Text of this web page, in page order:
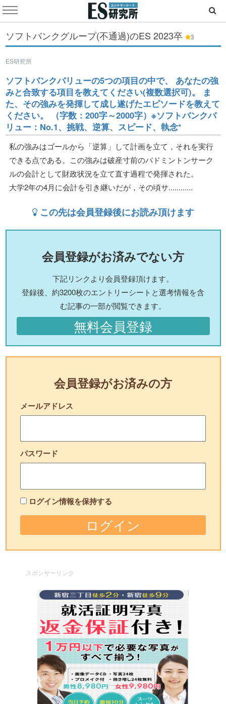
ソフトバンクグループ(不通過)のES 2023卒 3
ES研究所
ソフトバンクバリューの5つの項目の中で、 あなたの強
みと合致する項目を教えてください(複数選択可)。 ま
た、その強みを発揮して成し遂げたエピソードを教えて
ください。 （字数：200字～2000字）※ソフトバンクバ
リュー：No.1、挑戦、逆算、スピード、執念*
私の強みはゴールから「逆算」して計画を立て，それを実行
できる点である。この強みは破産寸前のバドミントンサーク
ルの会計として財政状況を立て直す過程で発揮された。
大学2年の4月に会計を引き継いだが，その頃サ............
この先は会員登録後にお読み頂けます
会員登録がお済みでない方
下記リンクより会員登録頂けます。
登録後、約3200枚のエントリーシートと選考情報を含
む記事の一部が閲覧できます。
無料会員登録
会員登録がお済みの方
メールアドレス
パスワード
ログイン情報を保持する
スポンサーリンク